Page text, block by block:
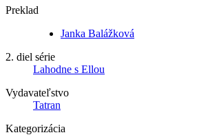
Preklad
Janka Balážková
2. diel série
Lahodne s Ellou
Vydavateľstvo
Tatran
Kategorizácia